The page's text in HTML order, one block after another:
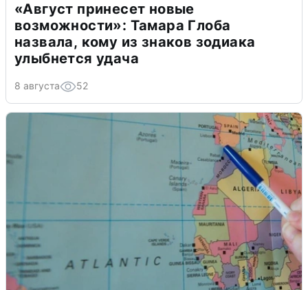
«Август принесет новые
возможности»: Тамара Глоба
назвала, кому из знаков зодиака
улыбнется удача
8 августа 52